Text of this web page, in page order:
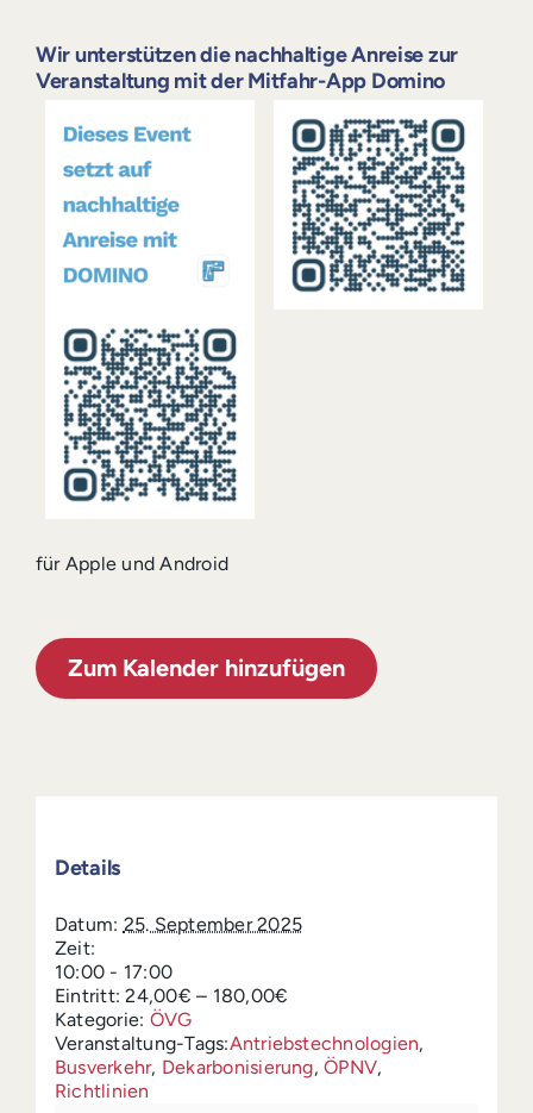
Wir unterstützen die nachhaltige Anreise zur
Veranstaltung mit der Mitfahr-App Domino
für Apple und Android
Zum Kalender hinzufügen
Details
Datum: 25. September 2025
Zeit:
10:00 - 17:00
Eintritt: 24,00€ – 180,00€
Kategorie: ÖVG
Veranstaltung-Tags:Antriebstechnologien,
Busverkehr, Dekarbonisierung,ÖPNV,
Richtlinien